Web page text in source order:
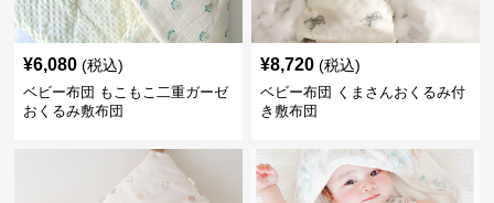
¥6,080 (税込)
ベビー布団 もこもこ二重ガーゼ
おくるみ敷布団
¥8,720 (税込)
ベビー布団 くまさんおくるみ付
き敷布団